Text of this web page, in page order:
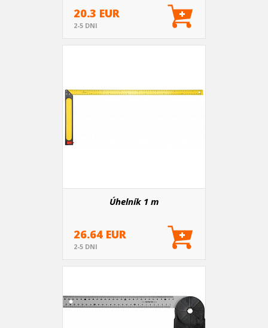
20.3 EUR
2-5 DNI
Úhelník 1 m
26.64 EUR
2-5 DNI